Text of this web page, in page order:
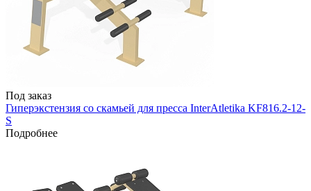
Под заказ
Гиперэкстензия со скамьей для пресса InterAtletika KF816.2-12-
S
Подробнее